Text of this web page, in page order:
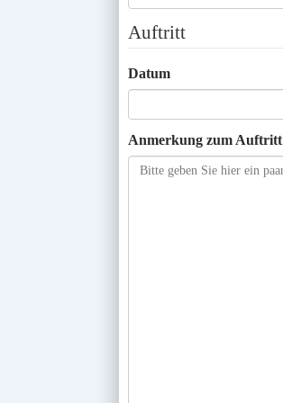
Auftritt
Datum
Anmerkung zum Auftritt